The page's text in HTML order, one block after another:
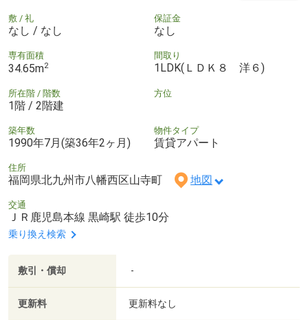
敷 / 礼
なし / なし
保証金
なし
専有面積
34.65m2
間取り
1LDK(ＬＤＫ８ 洋６)
所在階 / 階数
1階 / 2階建
方位
築年数
1990年7月(築36年2ヶ月)
物件タイプ
賃貸アパート
住所
福岡県北九州市八幡西区山寺町 地図
交通
ＪＲ鹿児島本線 黒崎駅 徒歩10分
乗り換え検索
敷引・償却 -
更新料 更新料なし